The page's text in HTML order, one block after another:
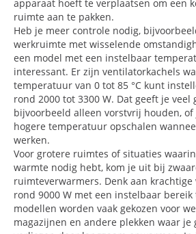
apparaat hoeft te verplaatsen om een
ruimte aan te pakken.
Heb je meer controle nodig,
werkruimte met wisselende
een model met een instelbaar
interessant. Er zijn ventilatorkachels
temperatuur van 0 tot 85 °C kunt
rond 2000 tot 3300 W. Dat geeft je
bijvoorbeeld alleen vorstvrij houden,
hogere temperatuur opschalen
werken.
Voor grotere ruimtes of situaties
warmte nodig hebt, kom je uit bij
ruimteverwarmers. Denk aan
rond 9000 W met een instelbaar bereik
modellen worden vaak gekozen voor
magazijnen en andere plekken waar